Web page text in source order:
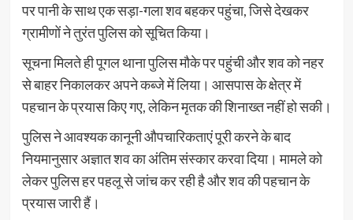
पर पानी के साथ एक सड़ा-गला शव बहकर पहुंचा, जिसे देखकर
ग्रामीणों ने तुरंत पुलिस को सूचित किया।
सूचना मिलते ही पूगल थाना पुलिस मौके पर पहुंची और शव को नहर
से बाहर निकालकर अपने कब्जे में लिया। आसपास के क्षेत्र में
पहचान के प्रयास किए गए, लेकिन मृतक की शिनाख्त नहीं हो सकी।
पुलिस ने आवश्यक कानूनी औपचारिकताएं पूरी करने के बाद
नियमानुसार अज्ञात शव का अंतिम संस्कार करवा दिया। मामले को
लेकर पुलिस हर पहलू से जांच कर रही है और शव की पहचान के
प्रयास जारी हैं।